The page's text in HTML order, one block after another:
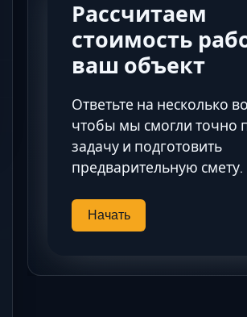
Рассчитаем
стоимость
ваш объект
Ответьте на несколько
чтобы мы смогли точно
задачу и подготовить
предварительную смету.
Начать